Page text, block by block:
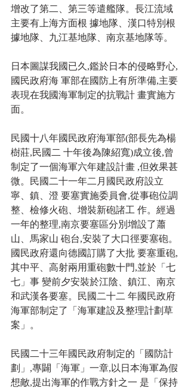
增改了第二、第三等遣艦隊。長江流域
主要有上海方面根 據地隊、漢口特別根
據地隊、九江基地隊、南京基地隊等。
日本圖謀我國已久,鑑於日本的侵略野心,
國民政府海 軍部在國防上有所準備,主要
表現在我國海軍制定的抗戰計 畫實施方
面。
民國十八年國民政府海軍部(部長先為楊
樹莊,民國二 十年後為陳紹寬)成立後,曾
制定了一個海軍六年建設計畫 ,但效果甚
微。民國二十一年二月國民政府設立
寧、鎮、澄 要塞實施委員會,從事砲位調
整、檢修火砲、增裝新砲諸工 作。經過
一年的整理,南京要塞區分別增設了蕭
山、馬家山 砲台,安裝了大口徑要塞砲。
國民政府還向德國訂購了大批 要塞重砲,
其中平、高射兩用重砲數十門,並於「七
七」事 變前夕安裝於江陰、鎮江、南京
和武漢各要塞。民國二十二 年國民政府
海軍部制定了「海軍建設及整理計劃草
案」。
民國二十三年國民政府制定的「國防計
劃」,專闢「海軍」一章,以日本海軍為假
想敵,提出海軍的作戰方針之一 是「保持